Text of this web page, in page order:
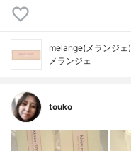
melange(メランジェ)
メランジェ
touko